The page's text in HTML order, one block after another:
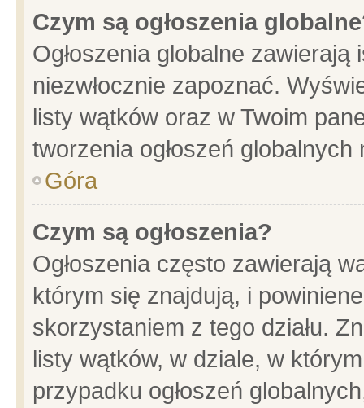
Czym są ogłoszenia
Ogłoszenia globalne
niezwłocznie zapoznać.
listy wątków oraz w Twoim
tworzenia ogłoszeń
Góra
Czym są ogłoszenia?
Ogłoszenia często zawierają
którym się znajdują, i
skorzystaniem z tego działu.
listy wątków, w dziale, w
przypadku ogłoszeń